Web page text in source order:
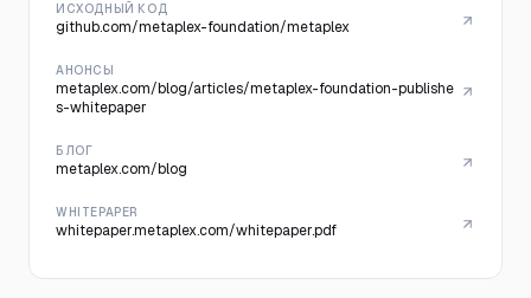
ИСХОДНЫЙ КОД
github.com/metaplex-foundation/metaplex
АНОНСЫ
metaplex.com/blog/articles/metaplex-foundation-publishe
s-whitepaper
БЛОГ
metaplex.com/blog
WHITEPAPER
whitepaper.metaplex.com/whitepaper.pdf